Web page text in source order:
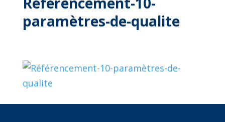
paramètres-de-qualite